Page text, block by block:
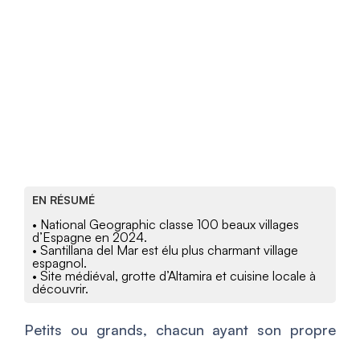
EN RÉSUMÉ
• National Geographic classe 100 beaux villages
d’Espagne en 2024.
• Santillana del Mar est élu plus charmant village
espagnol.
• Site médiéval, grotte d’Altamira et cuisine locale à
découvrir.
Petits ou grands, chacun ayant son propre